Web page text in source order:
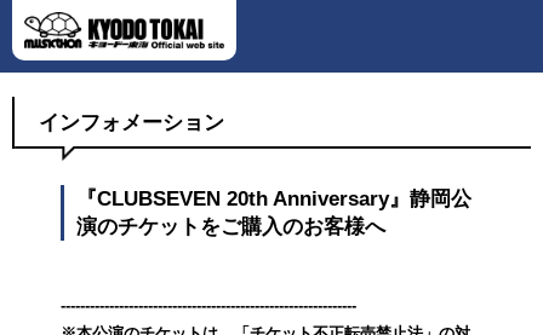
インフォメーション
『CLUBSEVEN 20th Anniversary』静岡公
演のチケットをご購入のお客様へ
-------------------------------------------------------------